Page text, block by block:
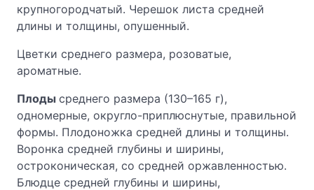
крупногородчатый. Черешок листа средней
длины и толщины, опушенный.
Цветки среднего размера, розоватые,
ароматные.
Плоды среднего размера (130–165 г),
одномерные, округло-приплюснутые, правильной
формы. Плодоножка средней длины и толщины.
Воронка средней глубины и ширины,
остроконическая, со средней оржавленностью.
Блюдце средней глубины и ширины,